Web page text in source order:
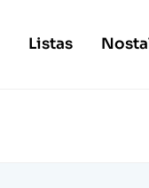
Listas